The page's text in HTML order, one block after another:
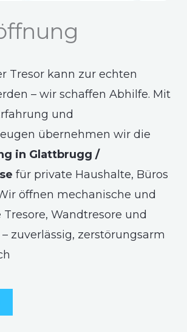
Tresor kann zur echten
– wir schaffen Abhilfe. Mit
und
übernehmen wir die
in Glattbrugg /
für private Haushalte, Büros
öffnen mechanische und
Wandtresore und
zuverlässig, zerstörungsarm